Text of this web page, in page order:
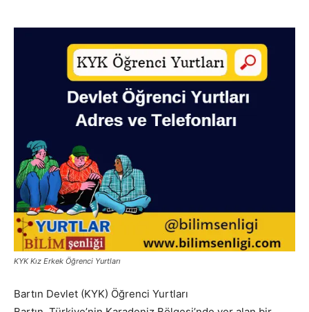
KYK Kız Erkek Öğrenci Yurtları
Bartın Devlet (KYK) Öğrenci Yurtları